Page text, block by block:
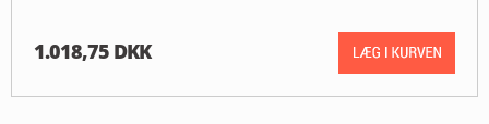
1.018,75 DKK